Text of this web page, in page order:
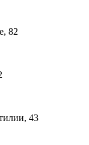
82
43